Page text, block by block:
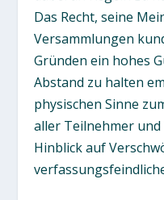
Das Recht, seine
Versammlungen
Gründen ein hohes
Abstand zu halten
physischen Sinne
aller Teilnehmer
Hinblick auf